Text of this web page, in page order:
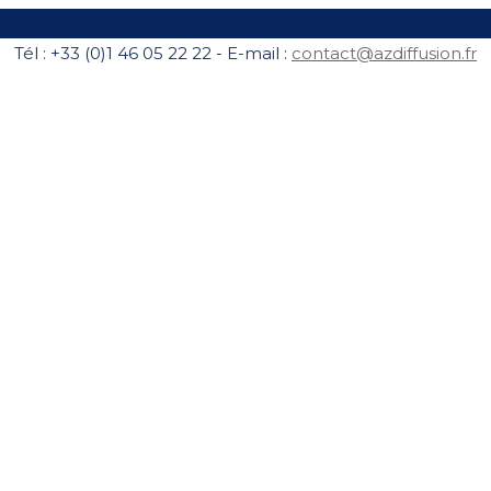
Tél : +33 (0)1 46 05 22 22 - E-mail : contact@azdiffusion.fr